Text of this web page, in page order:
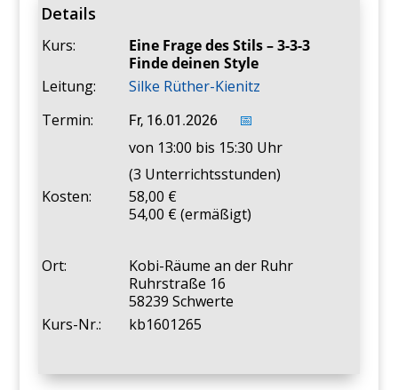
Details
Kurs:
Eine Frage des Stils – 3-3-3
Finde deinen Style
Leitung:
Silke Rüther-Kienitz
Termin:
Fr, 16.01.2026 📅
von 13:00 bis 15:30 Uhr
(3 Unterrichtsstunden)
Kosten:
58,00
54,00 € (ermäßigt)
Ort:
Kobi-Räume an der Ruhr
Ruhrstraße 16
58239 Schwerte
Kurs-Nr.:
kb1601265